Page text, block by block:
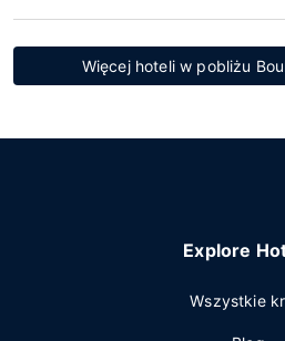
Więcej hoteli w pobliżu
Explore
Wszystkie